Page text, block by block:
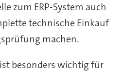
zum ERP-System auch
technische Einkauf
machen.
besonders wichtig für